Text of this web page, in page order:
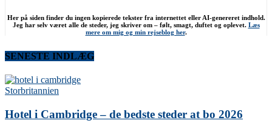
Her på siden finder du ingen kopierede tekster fra internettet eller AI-genereret indhold.
Jeg har selv været alle de steder, jeg skriver om – følt, smagt, duftet og oplevet. Læs
mere om mig og min rejseblog her.
SENESTE INDLÆG
Storbritannien
Hotel i Cambridge – de bedste steder at bo 2026